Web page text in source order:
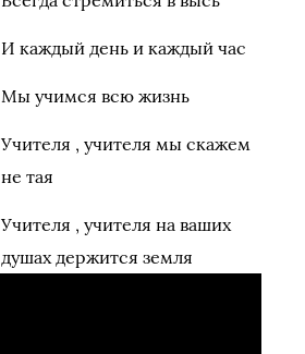
И каждый день и каждый час
Мы учимся всю жизнь
Учителя , учителя мы скажем
не тая
Учителя , учителя на ваших
душах держится земля